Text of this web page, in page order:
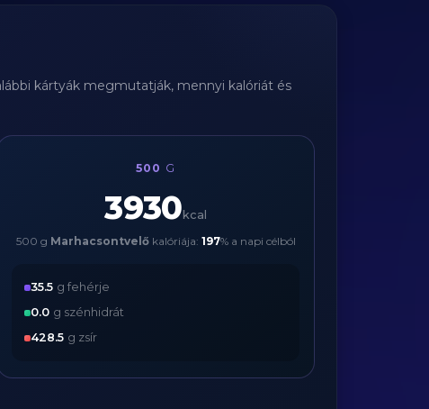
kártyák megmutatják, mennyi kalóriát és
500 G
3930 kcal
500 g Marhacsontvelőkalóriája: 197% a napi célból
35.5 g fehérje
0.0 g szénhidrát
428.5 g zsír